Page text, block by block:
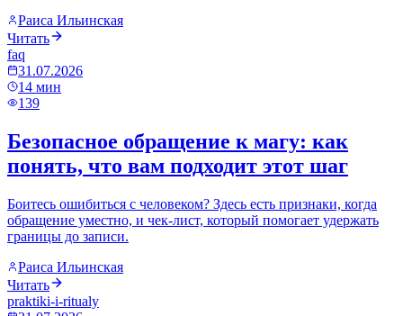
Раиса Ильинская
Читать
faq
31.07.2026
14 мин
139
Безопасное обращение к магу: как
понять, что вам подходит этот шаг
Боитесь ошибиться с человеком? Здесь есть признаки, когда
обращение уместно, и чек-лист, который помогает удержать
границы до записи.
Раиса Ильинская
Читать
praktiki-i-ritualy